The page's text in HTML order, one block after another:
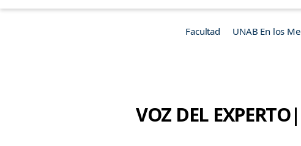
Facultad UNAB En los
VOZ DEL